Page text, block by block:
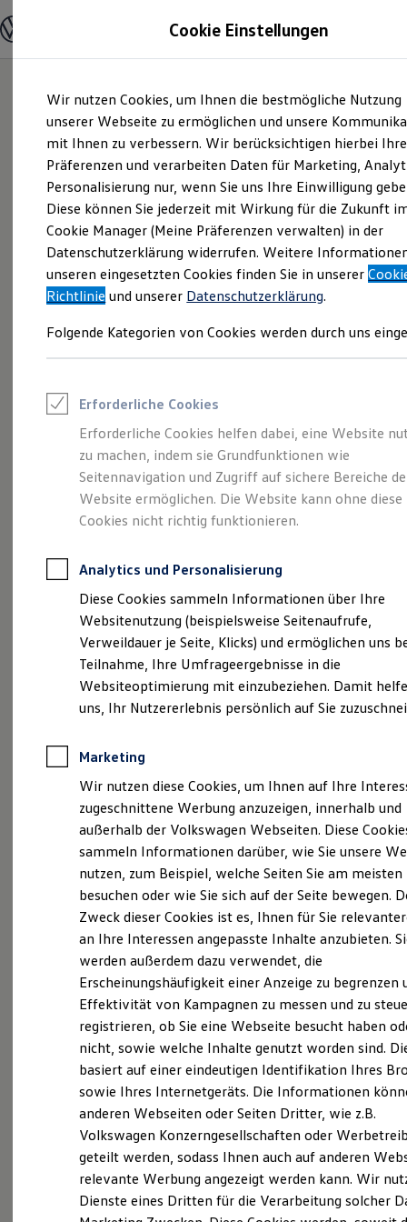
Hauptinhalt
springen
Footer
springen
Modelle und Konfigurator
Modelle vergleichen
Elektroautos
ENERGY Sondermodelle
Nutzfahrzeuge
SUV und CUV
Familienautos
Kombis
Kompaktwagen
Sportwagen
Schnell verfügbare Fahrzeuge
Angebote und Produkte
Aktuelle Angebote
E-Auto-Förderung
Volkswagen Marktplatz
Junge Gebrauchtwagen und Gebrauchtwagen
Saisonangebote
Leasing
Leasing-Angebote
Gebrauchtwagen Leasing
Junge Gebrauchtwagen-Leasing
Elektroauto Leasing
Kleinwagen-Leasing
Leasing ohne Anzahlung
Autokredit mit Schlussrate
Versicherungen und Garantien
Kfz-Versicherung
Restschuldversicherungen
Garantien
Wartungsverträge
Geschäftskunden
Professional Class bei Volkswagen
Großkunden
Behörden
Anpfiff zum Gewinn
Elektroautos
ID. Tutorials
Elektrofahrzeugkonzepte
Reichweite
Reichweite der ID. Modelle
Reichweite im Winter
Laden
Laden unterwegs
Laden Zuhause
Ladezeitensimulator
Batterie
Sicherheit
Garantie und Lebensdauer
Nachhaltigkeit
Technologie
Kosten und Kauf
Verbrauchskosten
Kaufoptionen
E-Auto-Förderung
Software und Konnektivität
Die ID. Software 6
ID. Software Versionen und Updates
Digitale Extras
Schnittstellen zu Ihrem ID.
So geht neu.
Entdecken Sie jetzt
den neuen ID.3 Neo!
(Impressum & Rechtliches)
Probefahrt vereinbaren
Fahrzeugangebot anfordern
Serviceanfrage stellen
Cookie Einstellungen
Wir nutzen Cookies, um Ihnen die bestmögliche Nutzung
unserer Webseite zu ermöglichen und unsere
mit Ihnen zu verbessern. Wir berücksichtigen hierbei Ihre
Präferenzen und verarbeiten Daten für Marketing,
Personalisierung nur, wenn Sie uns Ihre Einwilligung
Diese können Sie jederzeit mit Wirkung für die Zukunft
Cookie Manager (Meine Präferenzen verwalten) in der
Datenschutzerklärung widerrufen. Weitere
unseren eingesetzten Cookies finden Sie in unserer
Richtlinie und unserer Datenschutzerklärung.
Folgende Kategorien von Cookies werden durch uns
Erforderliche Cookies
Erforderliche Cookies helfen dabei, eine Website
zu machen, indem sie Grundfunktionen wie
Seitennavigation und Zugriff auf sichere Bereiche
Website ermöglichen. Die Website kann ohne diese
Cookies nicht richtig funktionieren.
Analytics und Personalisierung
Diese Cookies sammeln Informationen über Ihre
Websitenutzung (beispielsweise Seitenaufrufe,
Verweildauer je Seite, Klicks) und ermöglichen uns
Teilnahme, Ihre Umfrageergebnisse in die
Websiteoptimierung mit einzubeziehen. Damit
uns, Ihr Nutzererlebnis persönlich auf Sie
Marketing
Wir nutzen diese Cookies, um Ihnen auf Ihre
zugeschnittene Werbung anzuzeigen, innerhalb und
außerhalb der Volkswagen Webseiten. Diese
sammeln Informationen darüber, wie Sie unsere
nutzen, zum Beispiel, welche Seiten Sie am meisten
besuchen oder wie Sie sich auf der Seite bewegen.
Zweck dieser Cookies ist es, Ihnen für Sie
an Ihre Interessen angepasste Inhalte anzubieten.
werden außerdem dazu verwendet, die
Erscheinungshäufigkeit einer Anzeige zu begrenzen
Effektivität von Kampagnen zu messen und zu
registrieren, ob Sie eine Webseite besucht haben
nicht, sowie welche Inhalte genutzt worden sind.
basiert auf einer eindeutigen Identifikation Ihres
sowie Ihres Internetgeräts. Die Informationen
anderen Webseiten oder Seiten Dritter, wie z.B.
Volkswagen Konzerngesellschaften oder
geteilt werden, sodass Ihnen auch auf anderen
relevante Werbung angezeigt werden kann. Wir
Dienste eines Dritten für die Verarbeitung solcher